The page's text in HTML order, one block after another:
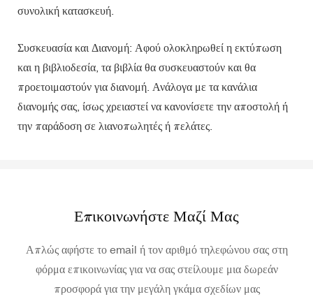
συνολική κατασκευή.
Συσκευασία και Διανομή: Αφού ολοκληρωθεί η εκτύπωση
και η βιβλιοδεσία, τα βιβλία θα συσκευαστούν και θα
προετοιμαστούν για διανομή. Ανάλογα με τα κανάλια
διανομής σας, ίσως χρειαστεί να κανονίσετε την αποστολή ή
την παράδοση σε λιανοπωλητές ή πελάτες.
Επικοινωνήστε Μαζί Μας
Απλώς αφήστε το email ή τον αριθμό τηλεφώνου σας στη
φόρμα επικοινωνίας για να σας στείλουμε μια δωρεάν
προσφορά για την μεγάλη γκάμα σχεδίων μας